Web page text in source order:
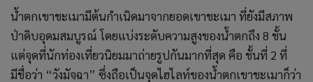
น้ำตกเขาชะเมามีต้นกำเนิดมาจากยอดเขาชะเมา ที่ยังมีสภาพ
ป่าดิบอุดมสมบูรณ์ โดยแบ่งระดับความสูงของน้ำตกถึง 8 ชั้น
แต่จุดที่นักท่องเที่ยวนิยมมาถ่ายรูปกันมากที่สุด คือ ชั้นที่ 2 ที่
มีชื่อว่า “วังมัจฉา” ซึ่งถือเป็นจุดไฮไลท์ของน้ำตกเขาชะเมาก็ว่า